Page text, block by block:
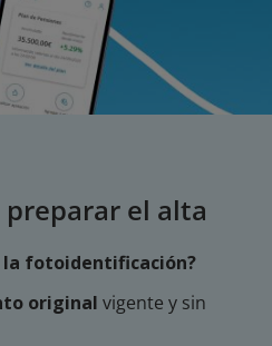
preparar el alta
la fotoidentificación?
original vigente y sin